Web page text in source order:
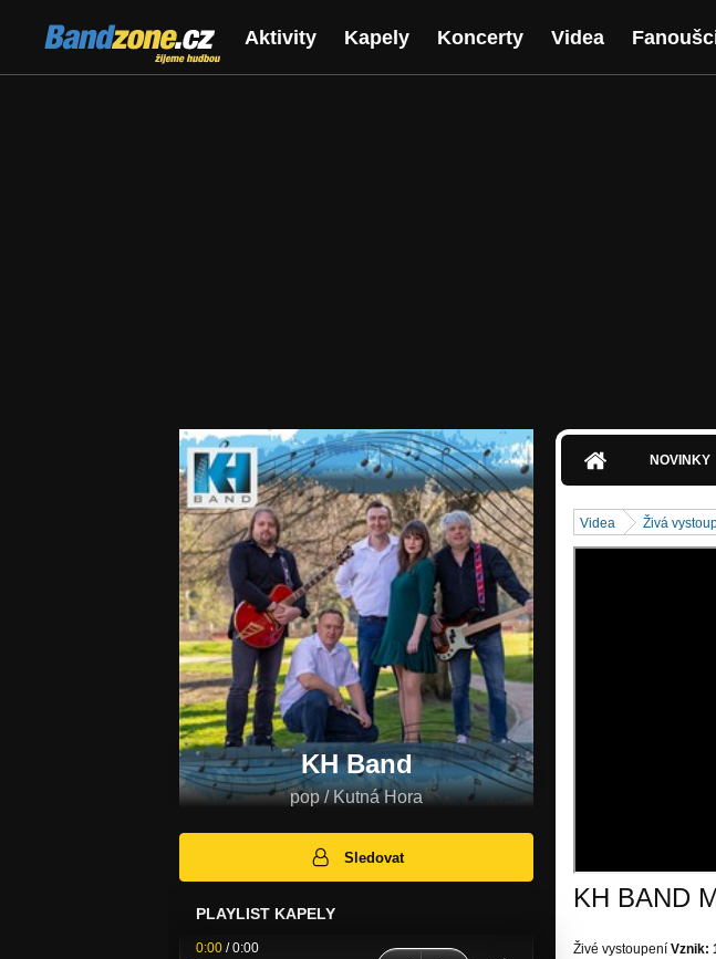
Bandzone.cz
žijeme hudbou
Aktivity Kapely Koncerty Videa
KH Band
pop / Kutná Hora
Sledovat
PLAYLIST KAPELY
0:00 /0:00
NOVINKY
Videa Živá
KH BAND
Živé vystoupení Vznik: